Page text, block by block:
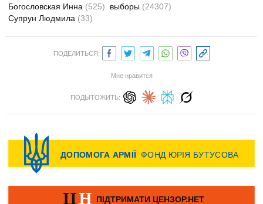
Богословская Инна (525) выборы (24307)
Супрун Людмила (33)
ПОДЕЛИТЬСЯ:
Мне нравится
ПОДЫТОЖИТЬ: